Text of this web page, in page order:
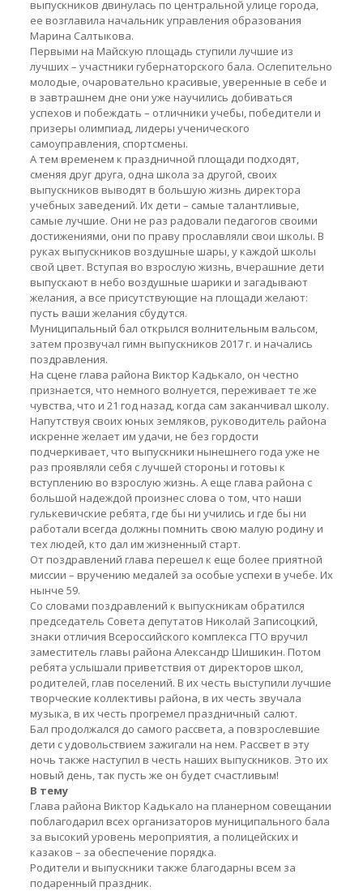
выпускников двинулась по центральной улице города,
ее возглавила начальник управления образования
Марина Салтыкова.
Первыми на Майскую площадь ступили лучшие из
лучших – участники губернаторского бала. Ослепительно
молодые, очаровательно красивые, уверенные в себе и
в завтрашнем дне они уже научились добиваться
успехов и побеждать – отличники учебы, победители и
призеры олимпиад, лидеры ученического
самоуправления, спортсмены.
А тем временем к праздничной площади подходят,
сменяя друг друга, одна школа за другой, своих
выпускников выводят в большую жизнь директора
учебных заведений. Их дети – самые талантливые,
самые лучшие. Они не раз радовали педагогов своими
достижениями, они по праву прославляли свои школы. В
руках выпускников воздушные шары, у каждой школы
свой цвет. Вступая во взрослую жизнь, вчерашние дети
выпускают в небо воздушные шарики и загадывают
желания, а все присутствующие на площади желают:
пусть ваши желания сбудутся.
Муниципальный бал открылся волнительным вальсом,
затем прозвучал гимн выпускников 2017 г. и начались
поздравления.
На сцене глава района Виктор Кадькало, он честно
признается, что немного волнуется, переживает те же
чувства, что и 21 год назад, когда сам заканчивал школу.
Напутствуя своих юных земляков, руководитель района
искренне желает им удачи, не без гордости
подчеркивает, что выпускники нынешнего года уже не
раз проявляли себя с лучшей стороны и готовы к
вступлению во взрослую жизнь. А еще глава района с
большой надеждой произнес слова о том, что наши
гулькевичские ребята, где бы ни учились и где бы ни
работали всегда должны помнить свою малую родину и
тех людей, кто дал им жизненный старт.
От поздравлений глава перешел к еще более приятной
миссии – вручению медалей за особые успехи в учебе. Их
нынче 59.
Со словами поздравлений к выпускникам обратился
председатель Совета депутатов Николай Записоцкий,
знаки отличия Всероссийского комплекса ГТО вручил
заместитель главы района Александр Шишикин. Потом
ребята услышали приветствия от директоров школ,
родителей, глав поселений. В их честь выступили лучшие
творческие коллективы района, в их честь звучала
музыка, в их честь прогремел праздничный салют.
Бал продолжался до самого рассвета, а повзрослевшие
дети с удовольствием зажигали на нем. Рассвет в эту
ночь также наступил в честь наших выпускников. Это их
новый день, так пусть же он будет счастливым!
В тему
Глава района Виктор Кадькало на планерном совещании
поблагодарил всех организаторов муниципального бала
за высокий уровень мероприятия, а полицейских и
казаков – за обеспечение порядка.
Родители и выпускники также благодарны всем за
подаренный праздник.